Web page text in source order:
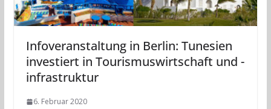
Infoveranstaltung in Berlin: Tunesien
investiert in Tourismuswirtschaft und -
infrastruktur
6. Februar 2020